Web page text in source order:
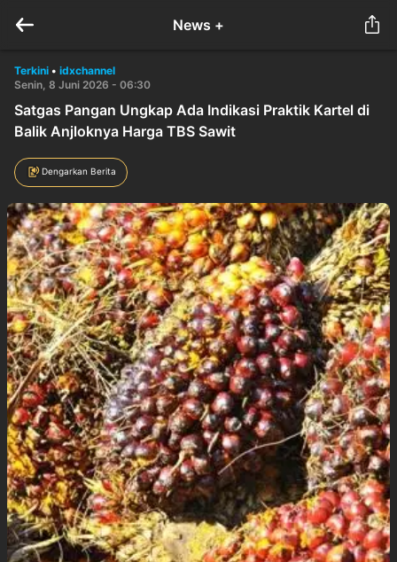
News +
Terkini • idxchannel
Senin, 8 Juni 2026 - 06:30
Satgas Pangan Ungkap Ada Indikasi Praktik Kartel di
Balik Anjloknya Harga TBS Sawit
Dengarkan Berita